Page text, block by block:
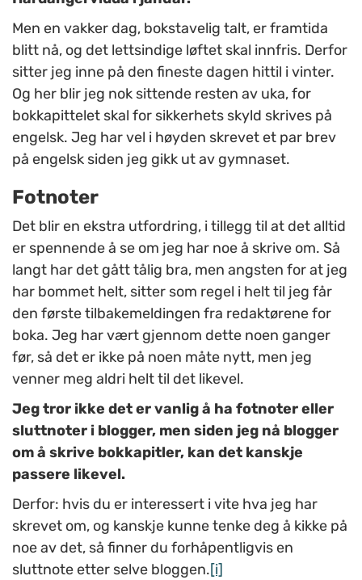
Men en vakker dag, bokstavelig talt, er framtida
blitt nå, og det lettsindige løftet skal innfris. Derfor
sitter jeg inne på den fineste dagen hittil i vinter.
Og her blir jeg nok sittende resten av uka, for
bokkapittelet skal for sikkerhets skyld skrives på
engelsk. Jeg har vel i høyden skrevet et par brev
på engelsk siden jeg gikk ut av gymnaset.
Fotnoter
Det blir en ekstra utfordring, i tillegg til at det alltid
er spennende å se om jeg har noe å skrive om. Så
langt har det gått tålig bra, men angsten for at jeg
har bommet helt, sitter som regel i helt til jeg får
den første tilbakemeldingen fra redaktørene for
boka. Jeg har vært gjennom dette noen ganger
før, så det er ikke på noen måte nytt, men jeg
venner meg aldri helt til det likevel.
Jeg tror ikke det er vanlig å ha fotnoter eller
sluttnoter i blogger, men siden jeg nå blogger
om å skrive bokkapitler, kan det kanskje
passere likevel.
Derfor: hvis du er interessert i vite hva jeg har
skrevet om, og kanskje kunne tenke deg å kikke på
noe av det, så finner du forhåpentligvis en
sluttnote etter selve bloggen.[i]